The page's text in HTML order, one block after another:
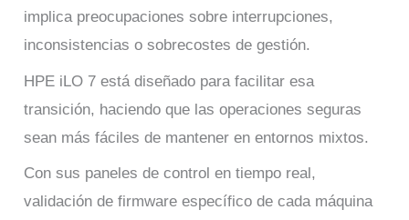
implica preocupaciones sobre interrupciones,
inconsistencias o sobrecostes de gestión.
HPE iLO 7 está diseñado para facilitar esa
transición, haciendo que las operaciones seguras
sean más fáciles de mantener en entornos mixtos.
Con sus paneles de control en tiempo real,
validación de firmware específico de cada máquina